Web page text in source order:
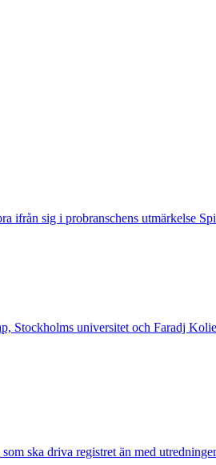
ifrån sig i probranschens utmärkelse
Stockholms universitet och Faradj
ska driva registret än med